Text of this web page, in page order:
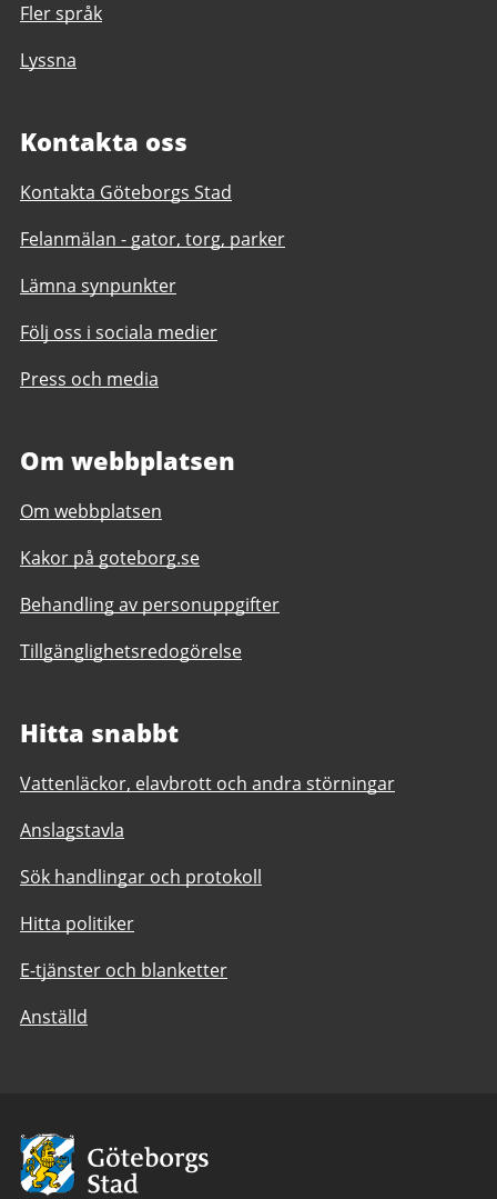
Fler språk
Lyssna
Kontakta oss
Kontakta Göteborgs Stad
Felanmälan - gator, torg, parker
Lämna synpunkter
Följ oss i sociala medier
Press och media
Om webbplatsen
Om webbplatsen
Kakor på goteborg.se
Behandling av personuppgifter
Tillgänglighetsredogörelse
Hitta snabbt
Vattenläckor, elavbrott och andra störningar
Anslagstavla
Sök handlingar och protokoll
Hitta politiker
E-tjänster och blanketter
Anställd
Avsändare:
Göteborgs